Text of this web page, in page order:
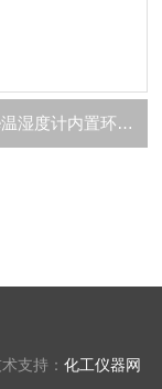
Traceable温湿度计内置环境探头计量证书
支持：化工仪器网